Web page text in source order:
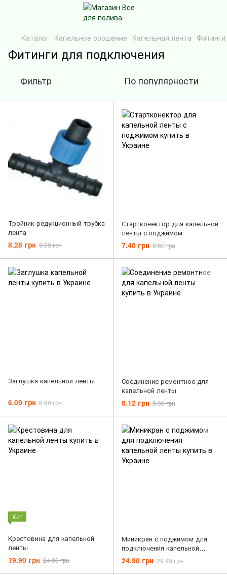
Каталог Капельное орошение Капельная лента
Фитинги для подключения
Фильтр По популярности
Тройник редукционный трубка
лента
8.28 грн 9.99 грн
Стартконектор для капельной
ленты с поджимом
7.40 грн 9.60 грн
Заглушка капельной ленты
6.09 грн 6.90 грн
Соединение ремонтное для
капельной ленты
8.12 грн 8.90 грн
Хит
Крестовина для капельной
ленты
19.90 грн 24.00 грн
Миникран с поджимом для
подключения капельной
ленты
24.90 грн 29.90 грн